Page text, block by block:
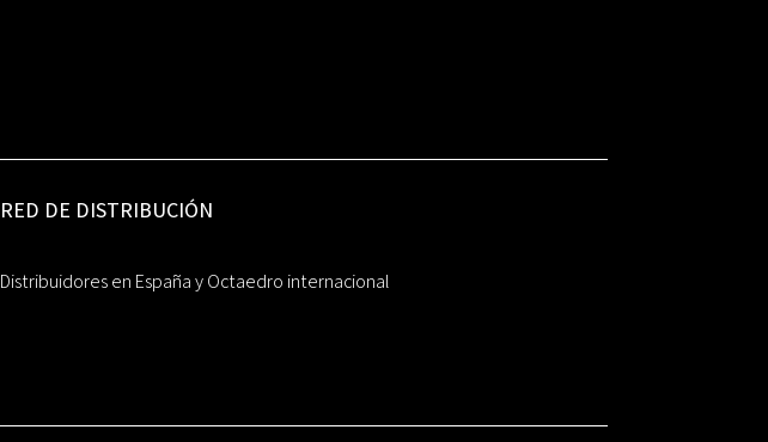
RED DE DISTRIBUCIÓN
Distribuidores en España y Octaedro internacional